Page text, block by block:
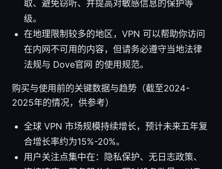
取、避免窃听、并提高对敏感信息的保护等
级。
在地理限制较多的地区，VPN 可以帮助你访问
在内网不可用的内容，但请务必遵守当地法律
法规与 Dove官网 的使用规范。
购买与使用前的关键数据与趋势（截至2024-
2025年的情况，供参考）
全球 VPN 市场规模持续增长，预计未来五年复
合增长率约为15%-20%。
用户关注点集中在：隐私保护、无日志政策、